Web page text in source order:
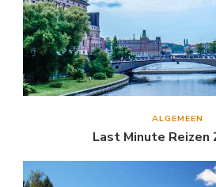
ALGEMEEN
Last Minute Reizen